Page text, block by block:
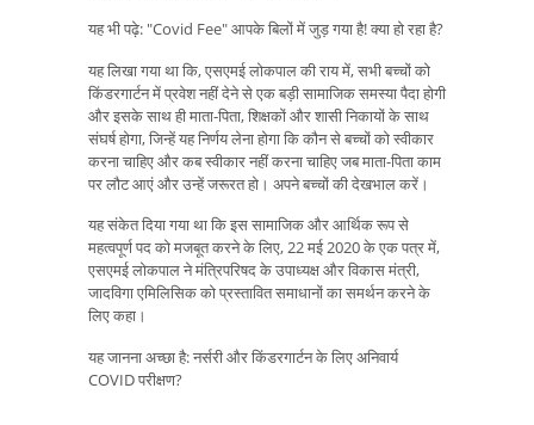
यह भी पढ़े: "Covid Fee" आपके बिलों में जुड़ गया है! क्या हो रहा है?
यह लिखा गया था कि, एसएमई लोकपाल की राय में, सभी बच्चों को
किंडरगार्टन में प्रवेश नहीं देने से एक बड़ी सामाजिक समस्या पैदा होगी
और इसके साथ ही माता-पिता, शिक्षकों और शासी निकायों के साथ
संघर्ष होगा, जिन्हें यह निर्णय लेना होगा कि कौन से बच्चों को स्वीकार
करना चाहिए और कब स्वीकार नहीं करना चाहिए जब माता-पिता काम
पर लौट आएं और उन्हें जरूरत हो। अपने बच्चों की देखभाल करें।
यह संकेत दिया गया था कि इस सामाजिक और आर्थिक रूप से
महत्वपूर्ण पद को मजबूत करने के लिए, 22 मई 2020 के एक पत्र में,
एसएमई लोकपाल ने मंत्रिपरिषद के उपाध्यक्ष और विकास मंत्री,
जादविगा एमिलिसिक को प्रस्तावित समाधानों का समर्थन करने के
लिए कहा।
यह जानना अच्छा है: नर्सरी और किंडरगार्टन के लिए अनिवार्य
COVID परीक्षण?